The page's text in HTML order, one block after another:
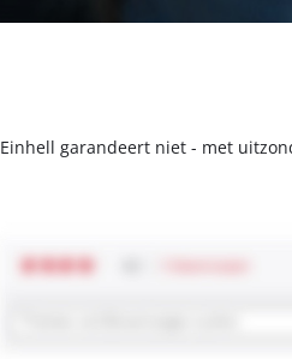
Einhell garandeert niet - met